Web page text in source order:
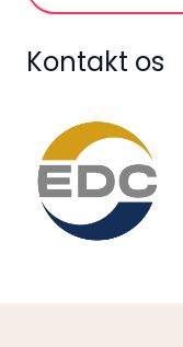
Kontakt os